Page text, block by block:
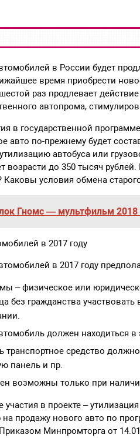
в России будет
время приобрести
раз продлевает
автопрома,
в государственной
авто по-прежнему будет
автобуса или
возрасти до 350 тысяч
Каковы условия обмена
Гномс — мультфильм 2018
в 2017 году
в 2017 году
– физическое или
без гражданства
должен находиться в
транспортное средство
панель и пр.
возможны только при
в проекте –
продажу нового авто по
Минпромторга от